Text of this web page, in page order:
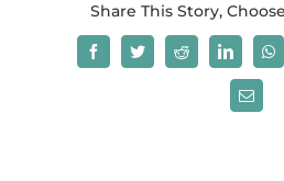
Share This Story,
FacebookTwitterReddit LinkedIn
Email